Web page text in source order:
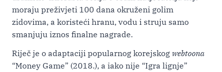
moraju preživjeti 100 dana okruženi golim
zidovima, a koristeći hranu, vodu i struju samo
smanjuju iznos finalne nagrade.
Riječ je o adaptaciji popularnog korejskog webtoona
“Money Game” (2018.), a iako nije “Igra lignje”